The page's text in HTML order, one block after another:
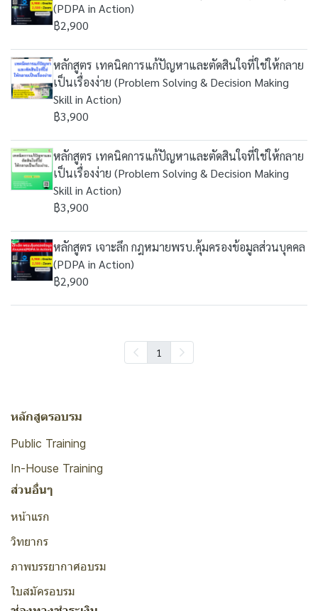
(PDPA in Action)
฿2,900
หลักสูตร เทคนิคการแก้ปัญหาและตัดสินใจที่ใช่ให้กลาย
เป็นเรื่องง่าย (Problem Solving & Decision Making
Skill in Action)
฿3,900
หลักสูตร เทคนิคการแก้ปัญหาและตัดสินใจที่ใช่ให้กลาย
เป็นเรื่องง่าย (Problem Solving & Decision Making
Skill in Action)
฿3,900
หลักสูตร เจาะลึก กฎหมายพรบ.คุ้มครองข้อมูลส่วนบุคคล
(PDPA in Action)
฿2,900
1
หลักสูตรอบรม
Public Training
In-House Training
ส่วนอื่นๆ
หน้าแรก
วิทยากร
ภาพบรรยากาศอบรม
ใบสมัครอบรม